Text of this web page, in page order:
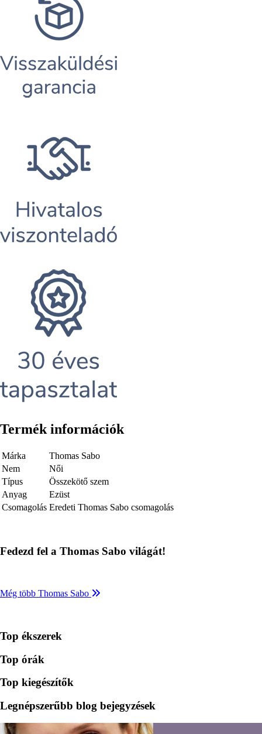
Termék információk
Márka
Thomas Sabo
Nem
Női
Típus
Összekötő szem
Anyag
Ezüst
Csomagolás Eredeti Thomas Sabo csomagolás
Fedezd fel a Thomas Sabo világát!
Még több Thomas Sabo
Top ékszerek
Top órák
Top kiegészítők
Legnépszerűbb blog bejegyzések